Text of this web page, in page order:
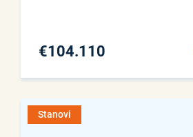
€104.110
Stanovi